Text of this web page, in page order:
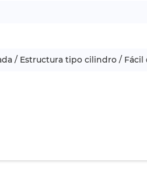
/ Estructura tipo cilindro /